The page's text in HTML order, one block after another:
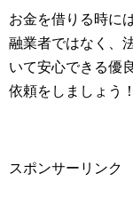
お金を借りる時に
融業者ではなく、
いて安心できる優
依頼をしましょう！
スポンサーリンク